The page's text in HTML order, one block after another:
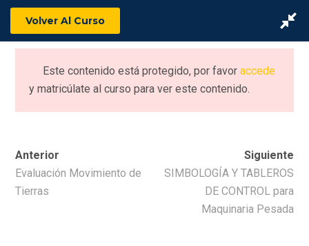
Volver Al Curso
Este contenido está protegido, por favoraccede
y matricúlate al curso para ver este contenido.
Anterior
Evaluación Movimiento de
Tierras
Siguiente
SIMBOLOGÍA Y TABLEROS
DE CONTROL para
Maquinaria Pesada